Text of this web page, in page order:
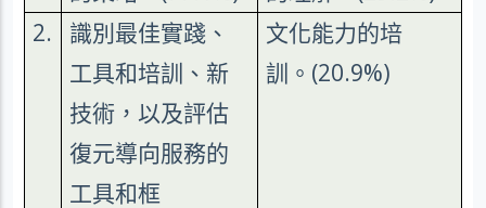
2.
識別最佳實踐、
工具和培訓、新
技術，以及評估
復元導向服務的
工具和框
文化能力的培
訓。 (20.9%)